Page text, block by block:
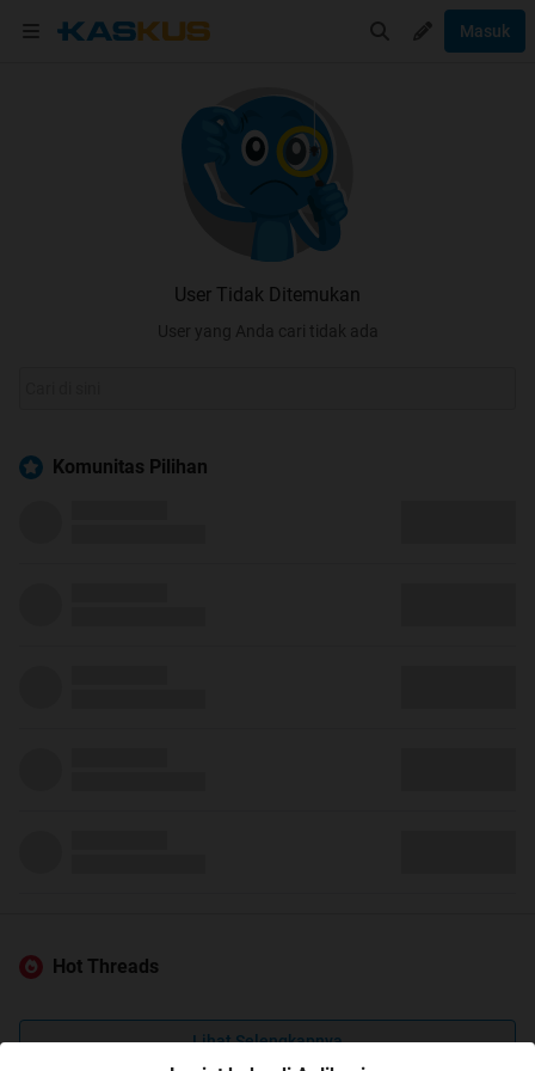
Masuk
User Tidak Ditemukan
User yang Anda cari tidak ada
Komunitas Pilihan
Hot Threads
Lihat Selengkapnya